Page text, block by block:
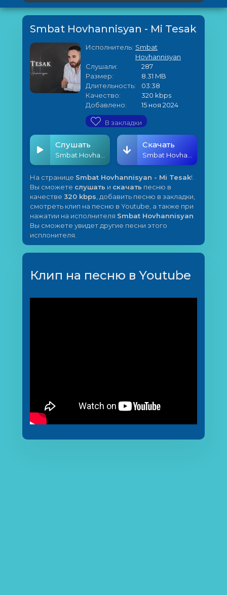
Smbat Hovhannisyan - Mi Tesak
Исполнитель: Smbat
Hovhannisyan
Слушали:
287
Размер:
8.31 MB
Длительность:
03:38
Качество:
320 kbps
Добавлено:
15 ноя 2024
В закладки
Слушать Скачать
На странице Smbat Hovhannisyan - Mi Tesak!.
Вы сможете слушать и скачать песню в
качестве 320 kbps , добавить песню в закладки,
смотреть клип на песню в Youtube, а также при
нажатии на исполнителя Smbat Hovhannisyan
Вы сможете увидет другие песни этого
исплонителя.
Клип на песню в Youtube